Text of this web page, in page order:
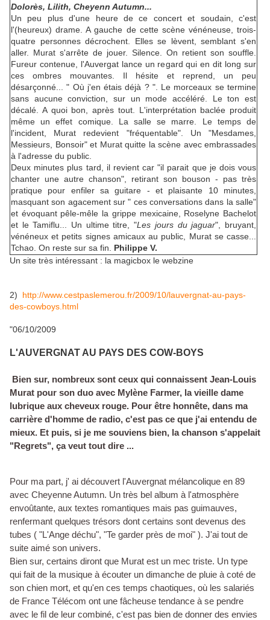
Dolorès, Lilith, Cheyenn Autumn...
Un peu plus d'une heure de ce concert et soudain, c'est
l'(heureux) drame. A gauche de cette scène vénéneuse, trois-
quatre personnes décrochent. Elles se lèvent, semblant s'en
aller. Murat s'arrête de jouer. Silence. On retient son souffle.
Fureur contenue, l'Auvergat lance un regard qui en dit long sur
ces ombres mouvantes. Il hésite et reprend, un peu
désarçonné... " Où j'en étais déjà ? ". Le morceaux se termine
sans aucune conviction, sur un mode accéléré. Le ton est
décalé. A quoi bon, après tout. L'interprétation baclée produit
même un effet comique. La salle se marre. Le temps de
l'incident, Murat redevient "fréquentable". Un "Mesdames,
Messieurs, Bonsoir" et Murat quitte la scène avec embrassades
à l'adresse du public.
Deux minutes plus tard, il revient car "il parait que je dois vous
chanter une autre chanson", retirant son bouson - pas très
pratique pour enfiler sa guitare - et plaisante 10 minutes,
masquant son agacement sur " ces conversations dans la salle"
et évoquant pêle-mêle la grippe mexicaine, Roselyne Bachelot
et le Tamiflu... Un ultime titre, "Les jours du jaguar", bruyant,
vénéneux et petits signes amicaux au public, Murat se casse...
Tchao. On reste sur sa fin. Philippe V.
Un site très intéressant : la magicbox le webzine
2) http://www.cestpaslemerou.fr/2009/10/lauvergnat-au-pays-
des-cowboys.html
"06/10/2009
L'AUVERGNAT AU PAYS DES COW-BOYS
Bien sur, nombreux sont ceux qui connaissent Jean-Louis
Murat pour son duo avec Mylène Farmer, la vieille dame
lubrique aux cheveux rouge. Pour être honnête, dans ma
carrière d'homme de radio, c'est pas ce que j'ai entendu de
mieux. Et puis, si je me souviens bien, la chanson s'appelait
"Regrets", ça veut tout dire ...
Pour ma part, j' ai découvert l'Auvergnat mélancolique en 89
avec Cheyenne Autumn. Un très bel album à l'atmosphère
envoûtante, aux textes romantiques mais pas guimauves,
renfermant quelques trésors dont certains sont devenus des
tubes ( "L'Ange déchu", "Te garder près de moi" ). J'ai tout de
suite aimé son univers.
Bien sur, certains diront que Murat est un mec triste. Un type
qui fait de la musique à écouter un dimanche de pluie à coté de
son chien mort, et qu'en ces temps chaotiques, où les salariés
de France Télécom ont une fâcheuse tendance à se pendre
avec le fil de leur combiné, c'est pas bien de donner des envies